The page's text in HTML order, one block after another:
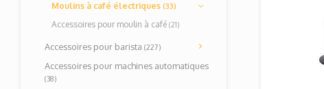
Moulins à café électriques (33)
Accessoires pour moulin à café (21)
Accessoires pour barista (227)
Accessoires pour machines automatiques
(38)